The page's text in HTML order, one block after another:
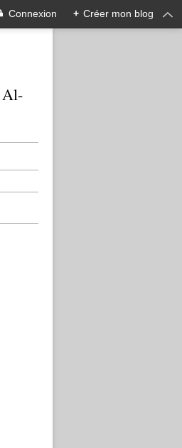
Connexion + Créer mon blog
Al-